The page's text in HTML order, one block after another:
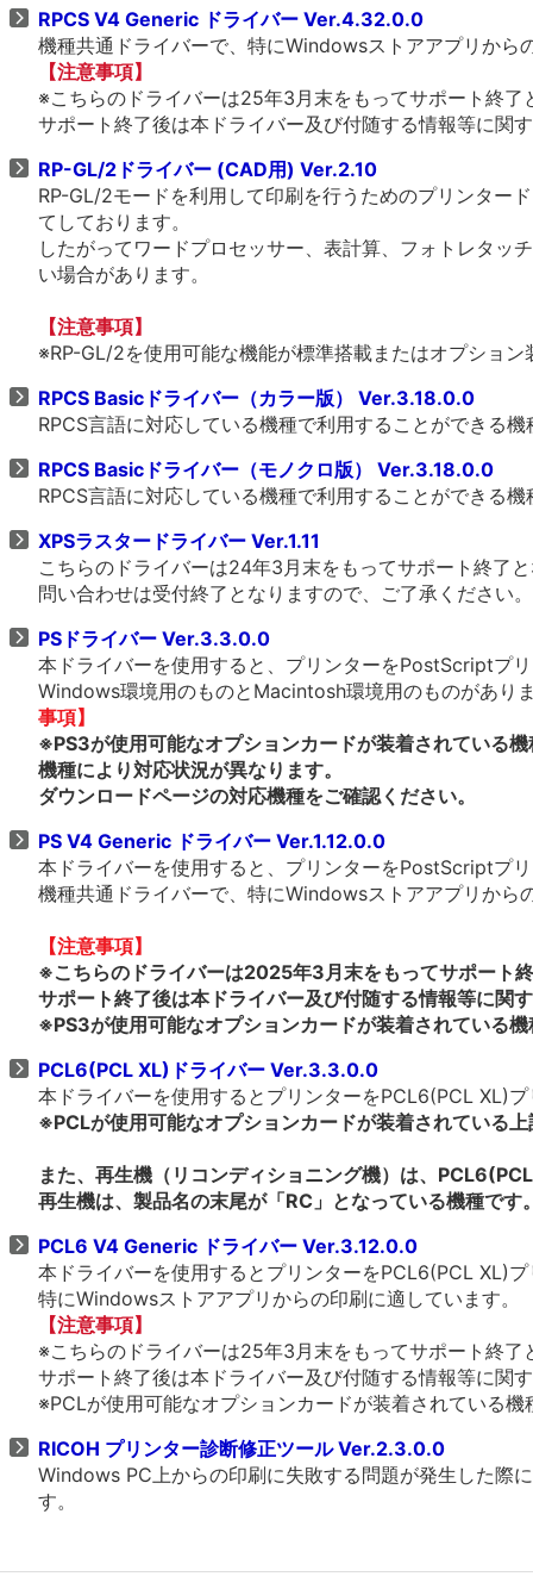
RPCS V4 Generic ドライバー Ver.4.32.0.0
機種共通ドライバーで、特にWindowsストアアプリから
【注意事項】
※こちらのドライバーは25年3月末をもってサポート終了
サポート終了後は本ドライバー及び付随する情報等に関
RP-GL/2ドライバー (CAD用) Ver.2.10
RP-GL/2モードを利用して印刷を行うためのプリンター
てしております。
したがってワードプロセッサー、表計算、フォトレタッ
い場合があります。
【注意事項】
※RP-GL/2を使用可能な機能が標準搭載またはオプショ
RPCS Basicドライバー（カラー版） Ver.3.18.0.0
RPCS言語に対応している機種で利用することができる
RPCS Basicドライバー（モノクロ版） Ver.3.18.0.0
RPCS言語に対応している機種で利用することができる
XPSラスタードライバー Ver.1.11
こちらのドライバーは24年3月末をもってサポート終了
問い合わせは受付終了となりますので、ご了承ください。
PSドライバー Ver.3.3.0.0
本ドライバーを使用すると、プリンターをPostScriptプ
Windows環境用のものとMacintosh環境用のものがあり
事項】
※PS3が使用可能なオプションカードが装着されている
機種により対応状況が異なります。
ダウンロードページの対応機種をご確認ください。
PS V4 Generic ドライバー Ver.1.12.0.0
本ドライバーを使用すると、プリンターをPostScriptプ
機種共通ドライバーで、特にWindowsストアアプリから
【注意事項】
※こちらのドライバーは2025年3月末をもってサポート
サポート終了後は本ドライバー及び付随する情報等に関
※PS3が使用可能なオプションカードが装着されている
PCL6(PCL XL)ドライバー Ver.3.3.0.0
本ドライバーを使用するとプリンターをPCL6(PCL XL)
※PCLが使用可能なオプションカードが装着されている
また、再生機（リコンディショニング機）は、
再生機は、製品名の末尾が「RC」となっている機種です
PCL6 V4 Generic ドライバー Ver.3.12.0.0
本ドライバーを使用するとプリンターをPCL6(PCL XL)
特にWindowsストアアプリからの印刷に適しています。
【注意事項】
※こちらのドライバーは25年3月末をもってサポート終了
サポート終了後は本ドライバー及び付随する情報等に関
※PCLが使用可能なオプションカードが装着されている
RICOH プリンター診断修正ツール Ver.2.3.0.0
Windows PC上からの印刷に失敗する問題が発生した際
す。